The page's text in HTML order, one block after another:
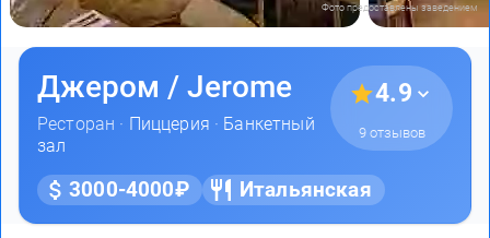
Фото предоставлены заведением
Джером / Jerome
Ресторан · Пиццерия · Банкетный
зал
4.9
9 отзывов
3000-4000₽ Итальянская